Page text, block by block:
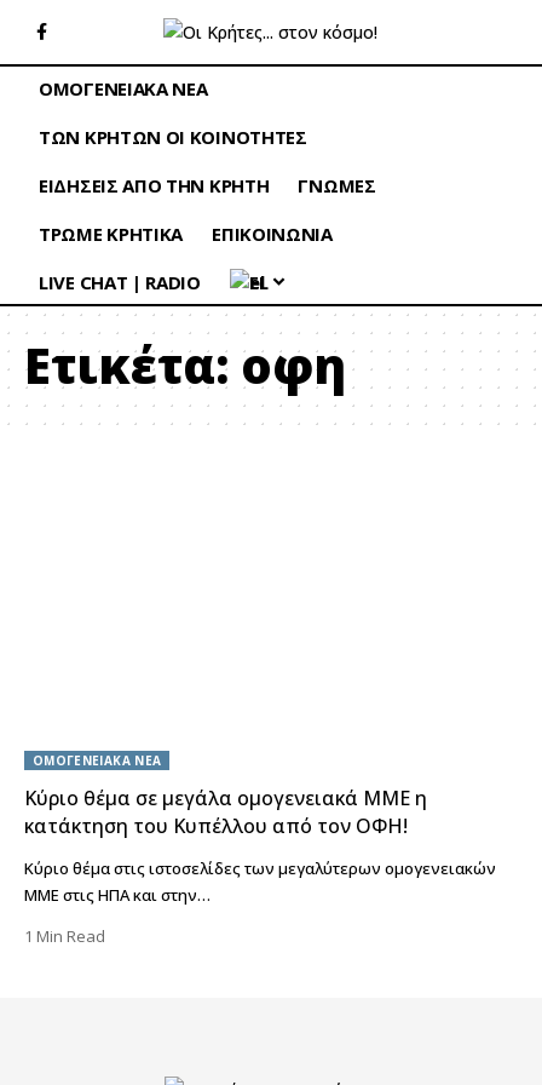
ΟΜΟΓΕΝΕΙΑΚΑ ΝΕΑ
ΤΩΝ ΚΡΗΤΩΝ ΟΙ ΚΟΙΝΟΤΗΤΕΣ
ΕΙΔΗΣΕΙΣ ΑΠΟ ΤΗΝ ΚΡΗΤΗ
ΓΝΩΜΕΣ
ΤΡΩΜΕ ΚΡΗΤΙΚΑ
ΕΠΙΚΟΙΝΩΝΙΑ
LIVE CHAT | RADIO
EL
Ετικέτα: οφη
ΟΜΟΓΕΝΕΙΑΚΑ ΝΕΑ
Κύριο θέμα σε μεγάλα ομογενειακά ΜΜΕ η
κατάκτηση του Κυπέλλου από τον ΟΦΗ!
Κύριο θέμα στις ιστοσελίδες των μεγαλύτερων ομογενειακών
ΜΜΕ στις ΗΠΑ και στην…
1 Min Read